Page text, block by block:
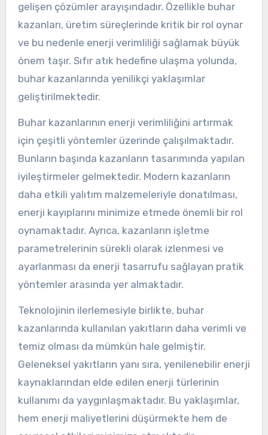
gelişen çözümler arayışındadır. Özellikle buhar
kazanları, üretim süreçlerinde kritik bir rol oynar
ve bu nedenle enerji verimliliği sağlamak büyük
önem taşır. Sıfır atık hedefine ulaşma yolunda,
buhar kazanlarında yenilikçi yaklaşımlar
geliştirilmektedir.
Buhar kazanlarının enerji verimliliğini artırmak
için çeşitli yöntemler üzerinde çalışılmaktadır.
Bunların başında kazanların tasarımında yapılan
iyileştirmeler gelmektedir. Modern kazanların
daha etkili yalıtım malzemeleriyle donatılması,
enerji kayıplarını minimize etmede önemli bir rol
oynamaktadır. Ayrıca, kazanların işletme
parametrelerinin sürekli olarak izlenmesi ve
ayarlanması da enerji tasarrufu sağlayan pratik
yöntemler arasında yer almaktadır.
Teknolojinin ilerlemesiyle birlikte, buhar
kazanlarında kullanılan yakıtların daha verimli ve
temiz olması da mümkün hale gelmiştir.
Geleneksel yakıtların yanı sıra, yenilenebilir enerji
kaynaklarından elde edilen enerji türlerinin
kullanımı da yaygınlaşmaktadır. Bu yaklaşımlar,
hem enerji maliyetlerini düşürmekte hem de